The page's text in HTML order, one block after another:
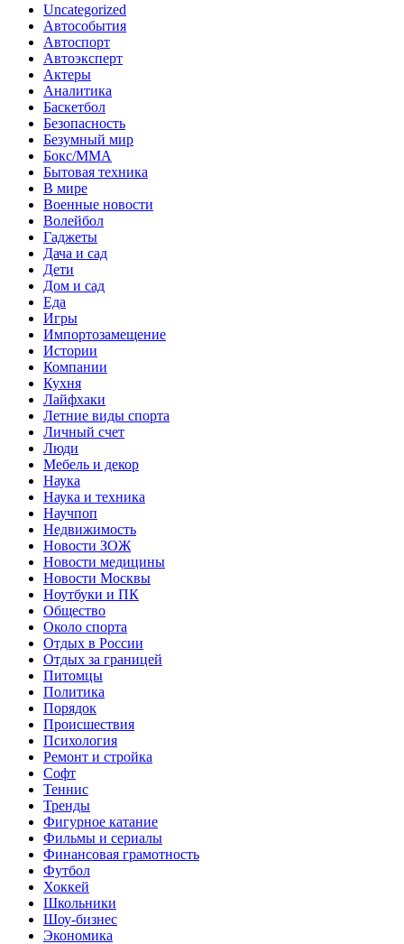
Uncategorized
Автособытия
Автоспорт
Автоэксперт
Актеры
Аналитика
Баскетбол
Безопасность
Безумный мир
Бокс/MMA
Бытовая техника
В мире
Военные новости
Волейбол
Гаджеты
Дача и сад
Дети
Дом и сад
Еда
Игры
Импортозамещение
Истории
Компании
Кухня
Лайфхаки
Летние виды спорта
Личный счет
Люди
Мебель и декор
Наука
Наука и техника
Научпоп
Недвижимость
Новости ЗОЖ
Новости медицины
Новости Москвы
Ноутбуки и ПК
Общество
Около спорта
Отдых в России
Отдых за границей
Питомцы
Политика
Порядок
Происшествия
Психология
Ремонт и стройка
Софт
Теннис
Тренды
Фигурное катание
Фильмы и сериалы
Финансовая грамотность
Футбол
Хоккей
Школьники
Шоу-бизнес
Экономика